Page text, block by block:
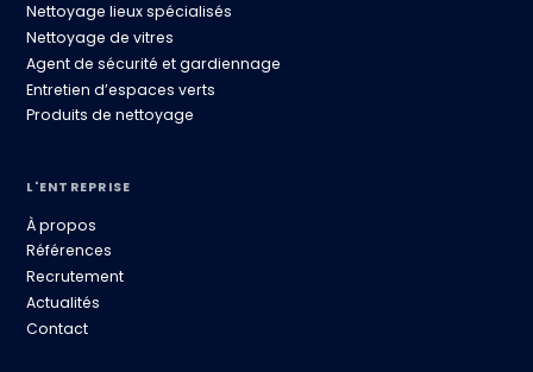
Nettoyage lieux spécialisés
Nettoyage de vitres
Agent de sécurité et gardiennage
Entretien d’espaces verts
Produits de nettoyage
L'ENTREPRISE
À propos
Références
Recrutement
Actualités
Contact